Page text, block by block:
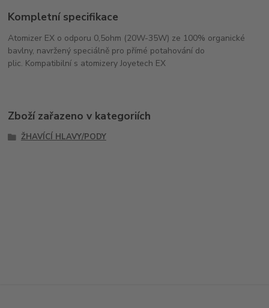
Kompletní specifikace
Atomizer EX o odporu 0,5ohm (20W-35W) ze 100% organické
bavlny, navržený speciálně pro přímé potahování do
plic. Kompatibilní s atomizery Joyetech EX
Zboží zařazeno v kategoriích
ŽHAVÍCÍ HLAVY/PODY